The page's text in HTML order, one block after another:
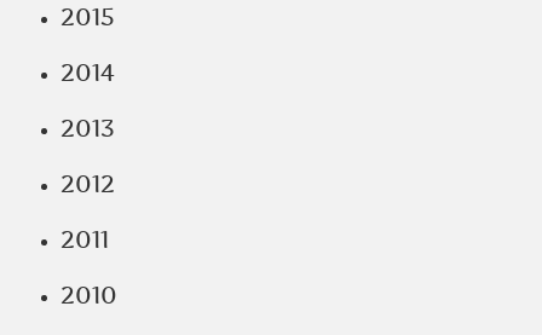
2015
2014
2013
2012
2011
2010